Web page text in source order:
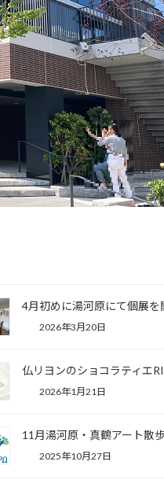
4月初めに湯河原にて個展を
2026年3月20日
仏リヨンのショコラティエ
2026年1月21日
11月湯河原・真鶴アート散
2025年10月27日